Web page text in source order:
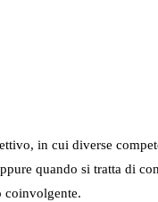
in cui diverse
quando si tratta di
coinvolgente.